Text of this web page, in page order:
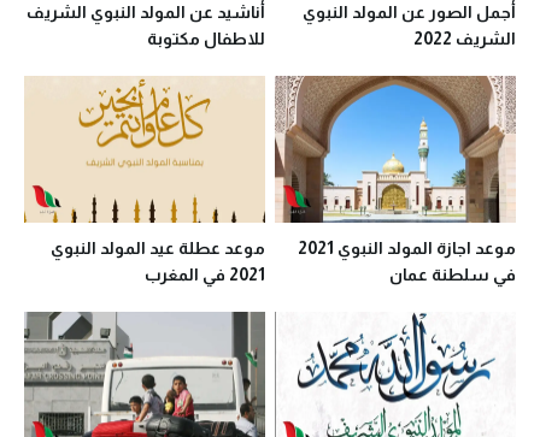
أجمل الصور عن المولد النبوي
الشريف 2022
أناشيد عن المولد النبوي الشريف
للاطفال مكتوبة
موعد اجازة المولد النبوي 2021
في سلطنة عمان
موعد عطلة عيد المولد النبوي
2021 في المغرب